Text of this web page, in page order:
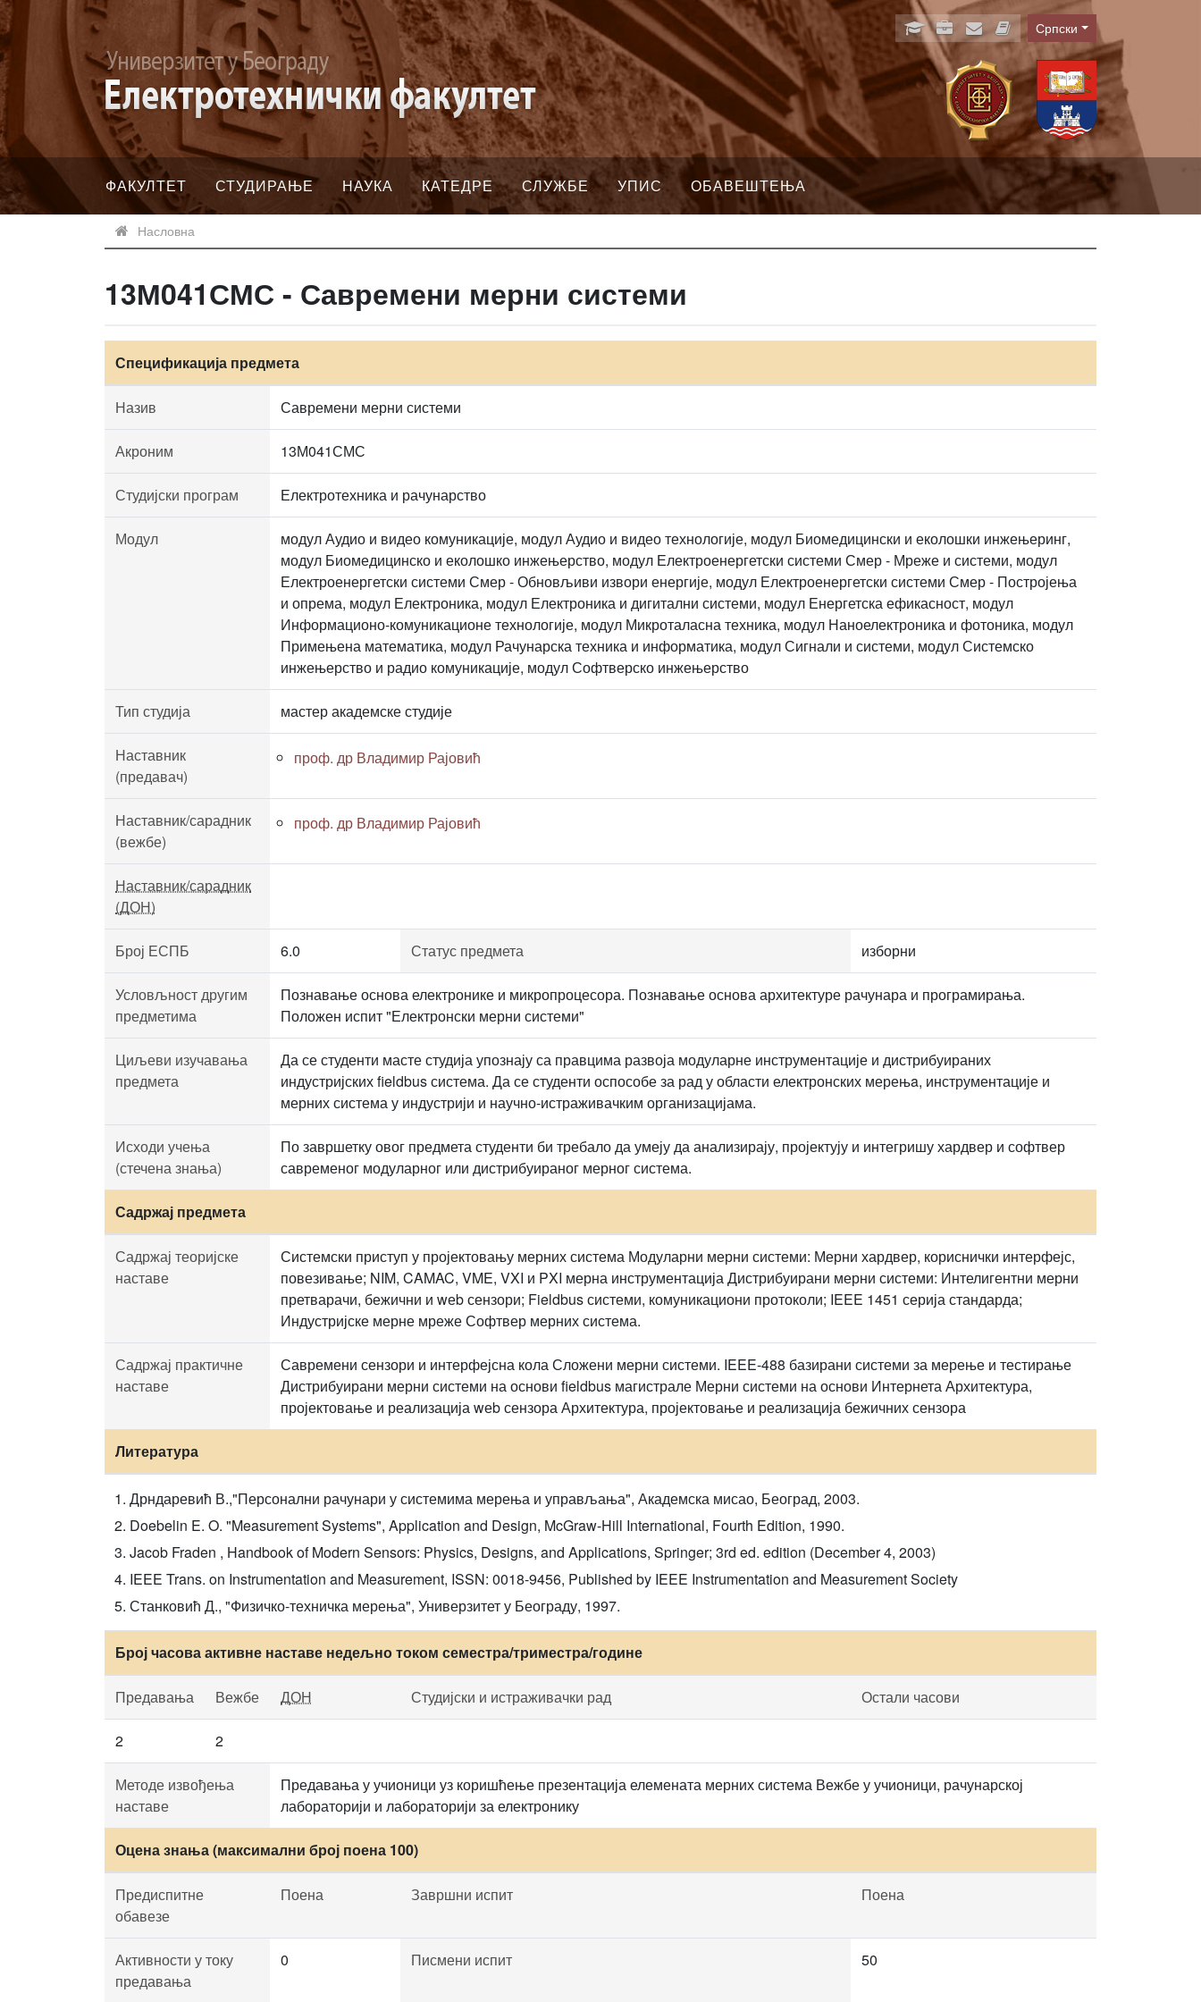
Language
Српски
ФАКУЛТЕТ СТУДИРАЊЕ НАУКА КАТЕДРЕ СЛУЖБЕ УПИС ОБАВЕШТЕЊА
Насловна
13М041СМС - Савремени мерни системи
Спецификација предмета
Назив Савремени мерни системи
Акроним 13М041СМС
Студијски програм Електротехника и рачунарство
Модул
модул Аудио и видео комуникације, модул Аудио и видео технологије, модул Биомедицински и еколошки инжењеринг,
модул Биомедицинско и еколошко инжењерство, модул Електроенергетски системи Смер - Мреже и системи, модул
Електроенергетски системи Смер - Обновљиви извори енергије, модул Електроенергетски системи Смер - Постројења
и опрема, модул Електроника, модул Електроника и дигитални системи, модул Енергетска ефикасност, модул
Информационо-комуникационе технологије, модул Микроталасна техника, модул Наноелектроника и фотоника, модул
Примењена математика, модул Рачунарска техника и информатика, модул Сигнали и системи, модул Системско
инжењерство и радио комуникације, модул Софтверско инжењерство
Тип студија мастер академске студије
Наставник
(предавач)
проф. др Владимир Рајовић
Наставник/сарадник
(вежбе)
проф. др Владимир Рајовић
Наставник/сарадник
(ДОН)
Број ЕСПБ 6.0 Статус предмета изборни
Условљност другим
предметима
Познавање основа електронике и микропроцесора. Познавање основа архитектуре рачунара и програмирања.
Положен испит "Електронски мерни системи"
Циљеви изучавања
предмета
Да се студенти масте студија упознају са правцима развоја модуларне инструментације и дистрибуираних
индустријских fieldbus система. Да се студенти оспособе за рад у области електронских мерењa, инструментације и
мерних система у индустрији и научно-истраживачким организацијама.
Исходи учења
(стечена знања)
По завршетку овог предмета студенти би требало да умеју да анализирају, пројектују и интегришу хардвер и софтвер
савременог модуларног или дистрибуираног мерног система.
Садржај предмета
Садржај теоријске
наставе
Системски приступ у пројектовању мерних система Модуларни мерни системи: Мерни хардвер, кориснички интерфејс,
повезивање; NIM, CAMAC, VME, VXI и PXI мерна инструментација Дистрибуирани мерни системи: Интелигентни мерни
претварачи, бежични и wеb сензори; Fieldbus системи, комуникациони протоколи; IEEE 1451 серија стандарда;
Индустријске мерне мреже Софтвер мерних система.
Садржај практичне
наставе
Савремени сензори и интерфејсна кола Сложени мерни системи. IEEE-488 базирани системи за мерење и тестирање
Дистрибуирани мерни системи на основи fieldbus магистрале Мерни системи на основи Интернета Архитектура,
пројектовање и реализација wеb сензора Архитектура, пројектовање и реализација бежичних сензора
Литература
Дрндаревић В.,"Персонални рачунари у системима мерења и управљања", Академска мисао, Београд, 2003.
Doebelin E. O. "Measurement Systems", Application and Design, McGraw-Hill International, Fourth Edition, 1990.
Jacob Fraden , Handbook of Modern Sensors: Physics, Designs, and Applications, Springer; 3rd ed. edition (December 4, 2003)
IEEE Trans. on Instrumentation and Measurement, ISSN: 0018-9456, Published by IEEE Instrumentation and Measurement Society
Станковић Д., "Физичко-техничка мерења", Универзитет у Београду, 1997.
Број часова активне наставе недељно током семестра/триместра/године
Предавања Вежбе ДОН Студијски и истраживачки рад Остали часови
2 2
Методе извођења
наставе
Предавања у учионици уз коришћење презентација елемената мерних система Вежбе у учионици, рачунарској
лабораторији и лабораторији за електронику
Оцена знања (максимални број поена 100)
Предиспитне
обавезе
Поена Завршни испит Поена
Активности у току
предавања
0 Писмени испит 50